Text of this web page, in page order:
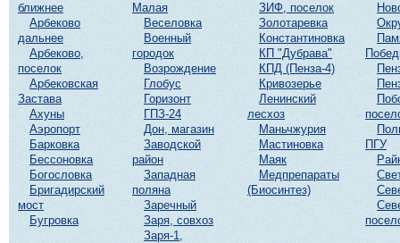
ближнее
Арбеково
дальнее
Арбеково,
поселок
Арбековская
Застава
Ахуны
Аэропорт
Барковка
Бессоновка
Богословка
Бригадирский
мост
Бугровка
Малая
Веселовка
Военный
городок
Возрождение
Глобус
Горизонт
ГПЗ-24
Дон, магазин
Заводской
район
Западная
поляна
Заречный
Заря, совхоз
Заря-1,
ЗИФ, поселок
Золотаревка
Константиновка
КП "Дубрава"
КПД (Пенза-4)
Кривозерье
Ленинский
лесхоз
Маньчжурия
Мастиновка
Маяк
Медпрепараты
(Биосинтез)
ПГУ